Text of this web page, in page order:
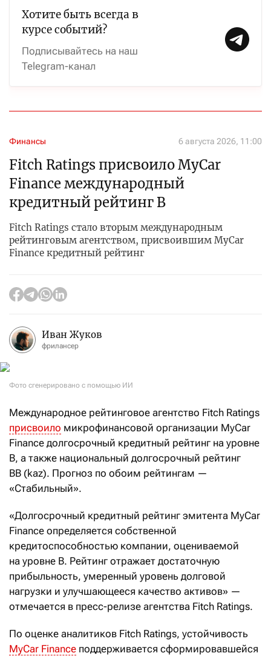
Хотите быть всегда в
курсе событий?
Подписывайтесь на наш
Telegram-канал
Финансы 6 августа 2026, 11:00
Fitch Ratings присвоило MyCar
Finance международный
кредитный рейтинг B
Fitch Ratings стало вторым международным
рейтинговым агентством, присвоившим MyCar
Finance кредитный рейтинг
Иван Жуков
фрилансер
Фото сгенерировано с помощью ИИ
Международное рейтинговое агентство Fitch Ratings
присвоило микрофинансовой организации MyCar
Finance долгосрочный кредитный рейтинг на уровне
B, а также национальный долгосрочный рейтинг
BB (kaz). Прогноз по обоим рейтингам —
«Стабильный».
«Долгосрочный кредитный рейтинг эмитента MyCar
Finance определяется собственной
кредитоспособностью компании, оцениваемой
на уровне B. Рейтинг отражает достаточную
прибыльность, умеренный уровень долговой
нагрузки и улучшающееся качество активов» —
отмечается в пресс-релизе агентства Fitch Ratings.
По оценке аналитиков Fitch Ratings, устойчивость
MyCar Finance поддерживается сформировавшейся